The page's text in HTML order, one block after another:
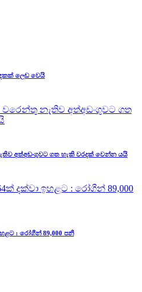
ලෙඩ වෙයි
අත්අඩංගුවට ගත හැකි වරදක් වෙන්න යයි
: රෝගීන් 89,000 පනී